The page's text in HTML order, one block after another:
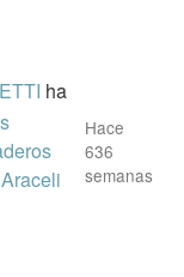
ha
Hace
636
semanas